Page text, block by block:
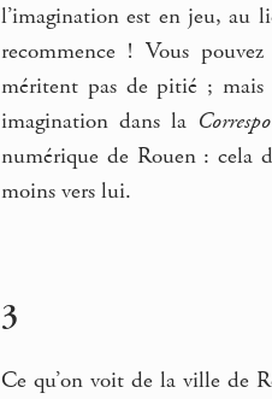
l’imagination est en jeu, au
recommence ! Vous
méritent pas de pitié ; mais
imagination dans la
numérique de Rouen : cela
moins vers lui.
3
Ce qu’on voit de la ville de